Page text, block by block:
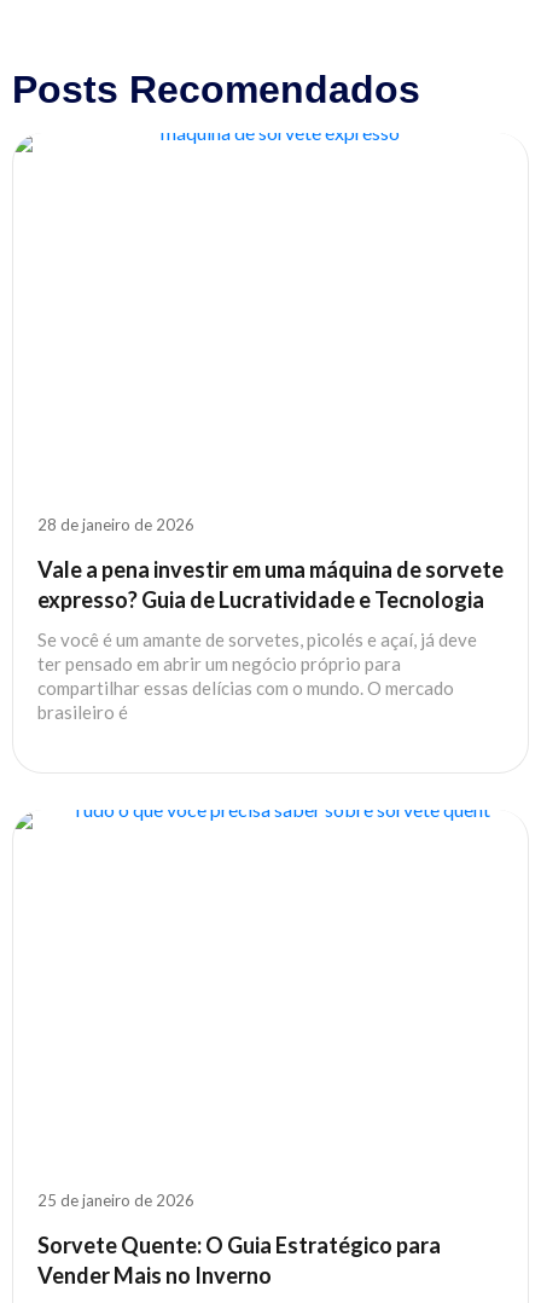
Posts Recomendados
28 de janeiro de 2026
Vale a pena investir em uma máquina de sorvete
expresso? Guia de Lucratividade e Tecnologia
Se você é um amante de sorvetes, picolés e açaí, já deve
ter pensado em abrir um negócio próprio para
compartilhar essas delícias com o mundo. O mercado
brasileiro é
25 de janeiro de 2026
Sorvete Quente: O Guia Estratégico para
Vender Mais no Inverno